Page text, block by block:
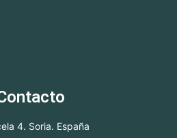
4. Soria. España